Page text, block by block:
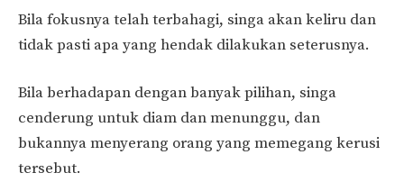
Bila fokusnya telah terbahagi, singa akan keliru dan
tidak pasti apa yang hendak dilakukan seterusnya.
Bila berhadapan dengan banyak pilihan, singa
cenderung untuk diam dan menunggu, dan
bukannya menyerang orang yang memegang kerusi
tersebut.